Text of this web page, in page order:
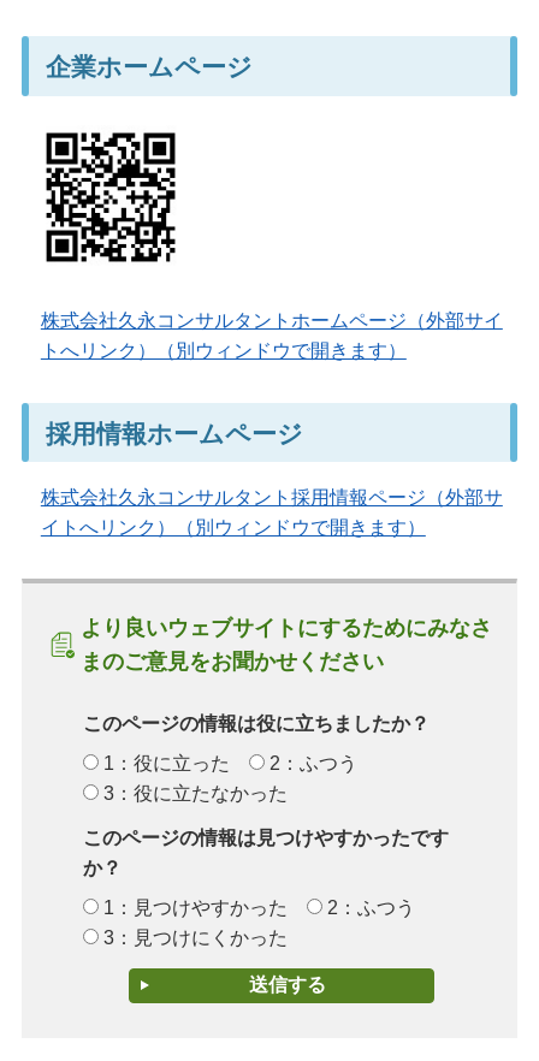
企業ホームページ
株式会社久永コンサルタントホームページ（外部サイ
トへリンク）（別ウィンドウで開きます）
採用情報ホームページ
株式会社久永コンサルタント採用情報ページ（外部サ
イトへリンク）（別ウィンドウで開きます）
より良いウェブサイトにするためにみなさ
まのご意見をお聞かせください
このページの情報は役に立ちましたか？
1：役に立った
2：ふつう
3：役に立たなかった
このページの情報は見つけやすかったです
か？
1：見つけやすかった
2：ふつう
3：見つけにくかった